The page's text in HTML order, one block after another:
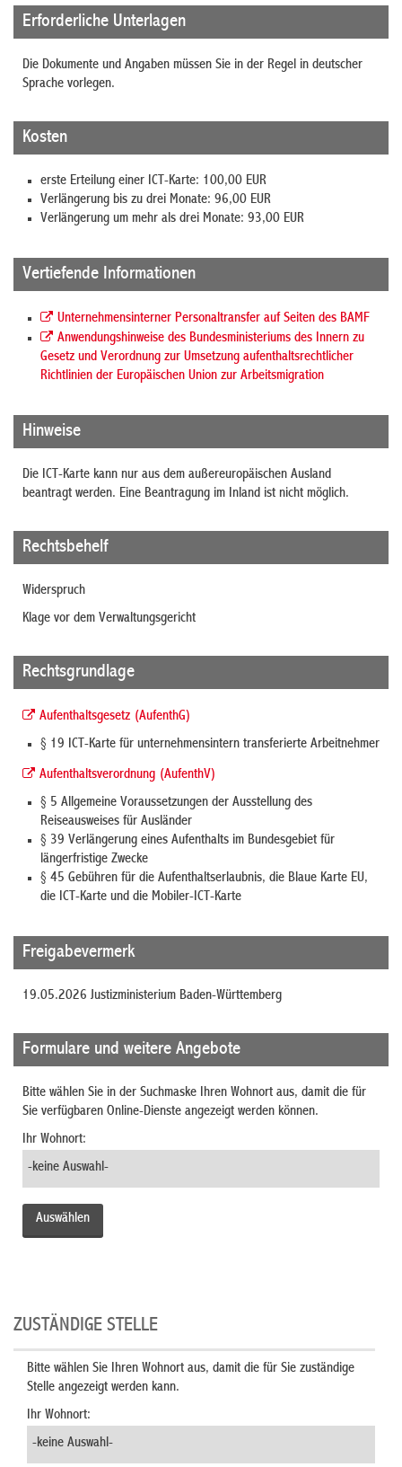
Erforderliche Unterlagen
Die Dokumente und Angaben müssen Sie in der Regel in deutscher
Sprache vorlegen.
Kosten
erste Erteilung einer ICT-Karte: 100,00 EUR
Verlängerung bis zu drei Monate: 96,00 EUR
Verlängerung um mehr als drei Monate: 93,00 EUR
Vertiefende Informationen
Unternehmensinterner Personaltransfer auf Seiten des BAMF
Anwendungshinweise des Bundesministeriums des Innern zu
Gesetz und Verordnung zur Umsetzung aufenthaltsrechtlicher
Richtlinien der Europäischen Union zur Arbeitsmigration
Hinweise
Die ICT-Karte kann nur aus dem außereuropäischen Ausland
beantragt werden. Eine Beantragung im Inland ist nicht möglich.
Rechtsbehelf
Widerspruch
Klage vor dem Verwaltungsgericht
Rechtsgrundlage
Aufenthaltsgesetz (AufenthG)
§ 19 ICT-Karte für unternehmensintern transferierte Arbeitnehmer
Aufenthaltsverordnung (AufenthV)
§ 5 Allgemeine Voraussetzungen der Ausstellung des
Reiseausweises für Ausländer
§ 39 Verlängerung eines Aufenthalts im Bundesgebiet für
längerfristige Zwecke
§ 45 Gebühren für die Aufenthaltserlaubnis, die Blaue Karte EU,
die ICT-Karte und die Mobiler-ICT-Karte
Freigabevermerk
19.05.2026 Justizministerium Baden-Württemberg
Formulare und weitere Angebote
Bitte wählen Sie in der Suchmaske Ihren Wohnort aus, damit die für
Sie verfügbaren Online-Dienste angezeigt werden können.
Ihr Wohnort:
ZUSTÄNDIGE STELLE
Bitte wählen Sie Ihren Wohnort aus, damit die für Sie zuständige
Stelle angezeigt werden kann.
Ihr Wohnort: